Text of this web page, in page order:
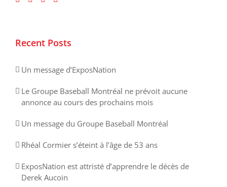
Recent Posts
Un message d’ExposNation
Le Groupe Baseball Montréal ne prévoit aucune
annonce au cours des prochains mois
Un message du Groupe Baseball Montréal
Rhéal Cormier s’éteint à l’âge de 53 ans
ExposNation est attristé d’apprendre le décès de
Derek Aucoin